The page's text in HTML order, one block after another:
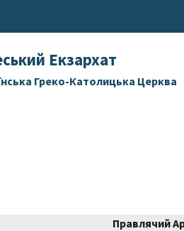
Екзархат
Греко-Католицька Церква
Правлячий